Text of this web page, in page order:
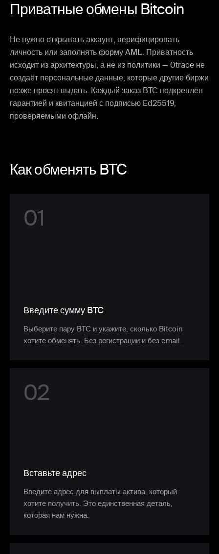
Приватные обмены Bitcoin
Не нужно открывать аккаунт, верифицировать
личность или заполнять форму AML. Приватность
исходит из архитектуры, а не из политики — 0trace не
создаёт персональные данные, которые другие биржи
позже просят выдать. Каждый заказ BTC подкреплён
гарантией и квитанцией с подписью Ed25519,
проверяемыми офлайн.
Как обменять BTC
01
Введите сумму BTC
Выберите пару BTC и укажите, сколько Bitcoin
хотите обменять. Без регистрации и без email.
02
Вставьте адрес
Введите адрес для выплаты актива, который
хотите получить. Это единственная деталь,
которая нам нужна.